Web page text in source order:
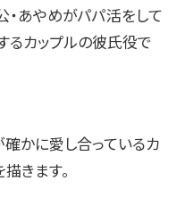
あやめがパパ活をして
るカップルの彼氏役で
かに愛し合っているカ
きます。